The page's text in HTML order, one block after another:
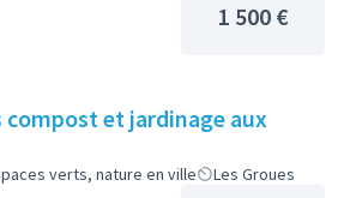
1 500 €
compost et jardinage aux
verts, nature en ville Les Groues